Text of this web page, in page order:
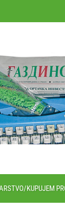
KUPUJEM